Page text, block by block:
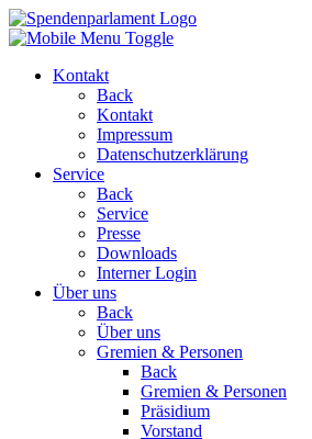
Kontakt
Back
Kontakt
Impressum
Datenschutzerklärung
Service
Back
Service
Presse
Downloads
Interner Login
Über uns
Back
Über uns
Gremien & Personen
Back
Gremien & Personen
Präsidium
Vorstand